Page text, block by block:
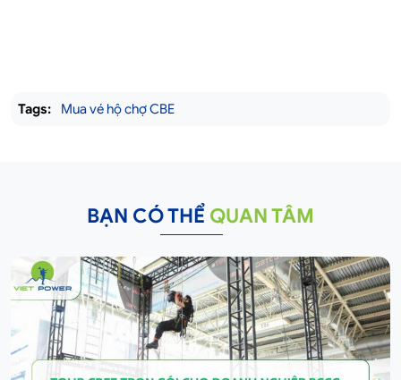
Tags: Mua vé hộ chợ CBE
BẠN CÓ THỂ QUAN TÂM